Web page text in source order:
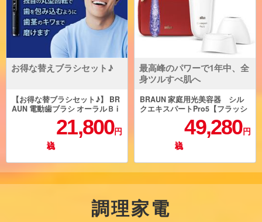
お得な替えブラシセット♪
【お得な替ブラシセット♪】 BR
AUN 電動歯ブラシ オーラルＢ i
Oシリーズ iO5【5モード/アプリ
連携】 + 替えブラシ アルテ
ィメイトクリーン【3本入り/ブ
ラック】セット IOG52J62KBK-
21,800円
最高峰のパワーで1年中、全
身ツルすべ肌へ
BRAUN 家庭用光美容器 シル
クエキスパートPro5【フラッシ
ュ自動調節/VIO対応/3モード】 P
49,280 円
調理家電